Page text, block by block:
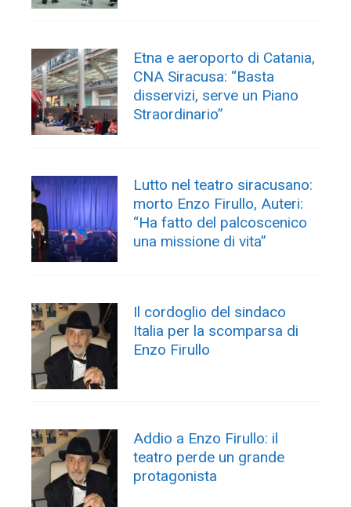
Etna e aeroporto di Catania,
CNA Siracusa: “Basta
disservizi, serve un Piano
Straordinario”
Lutto nel teatro siracusano:
morto Enzo Firullo, Auteri:
“Ha fatto del palcoscenico
una missione di vita”
Il cordoglio del sindaco
Italia per la scomparsa di
Enzo Firullo
Addio a Enzo Firullo: il
teatro perde un grande
protagonista